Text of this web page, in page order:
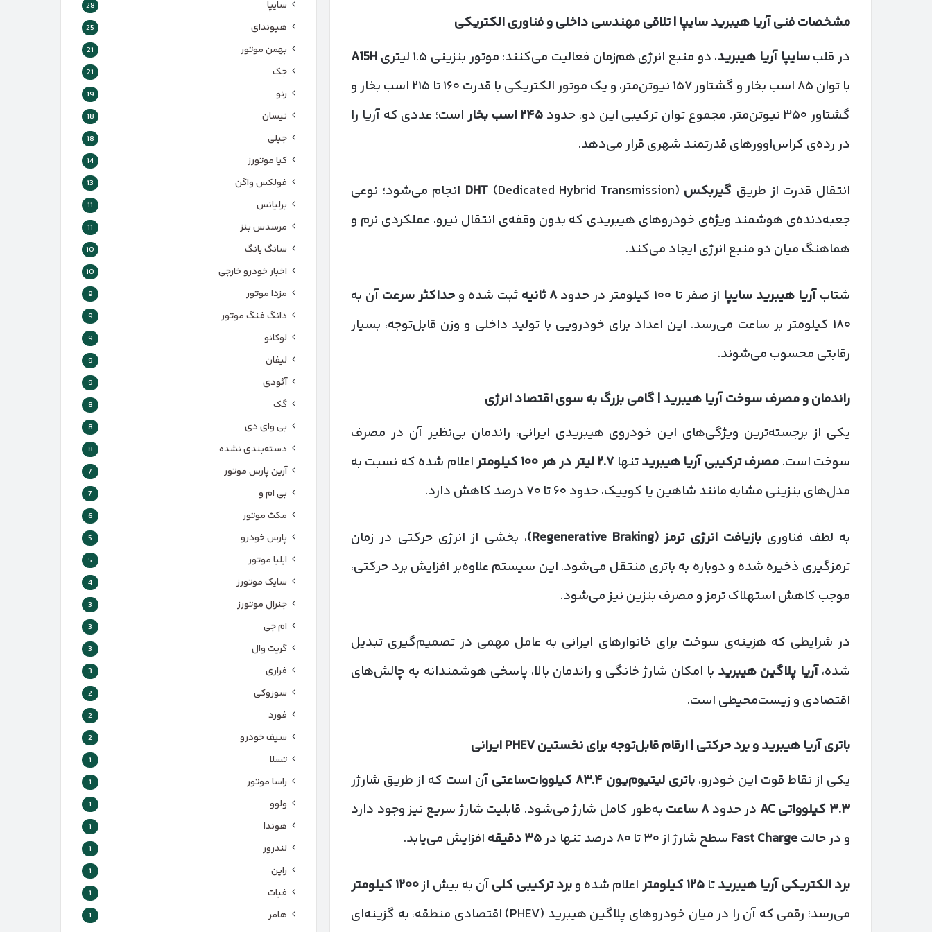
مشخصات فنی آریا هیبرید سایپا | تلاقی مهندسی داخلی و فناوری الکتریکی
در قلبسایپا آریا هیبرید، دو منبع انرژی هم‌زمان فعالیت می‌کنند: موتور بنزینی ۱.۵ لیتری
A15H
با توان ۸۵ اسب بخار و گشتاور ۱۵۷ نیوتن‌متر، و یک موتور الکتریکی با قدرت ۱۶۰ تا ۲۱۵ اسب بخار و
گشتاور ۳۵۰ نیوتن‌متر. مجموع توان ترکیبی این دو، حدود
۲۴۵اسب بخار است؛ عددی که آریا را
در رده‌ی کراس‌اوورهای قدرتمند شهری قرار می‌دهد.
انتقال قدرت از طریق گیربکس
(Dedicated Hybrid Transmission) انجام می‌شود؛ نوعی
جعبه‌دنده‌ی هوشمند ویژه‌ی خودروهای هیبریدی که بدون وقفه‌ی انتقال نیرو، عملکردی نرم و
هماهنگ میان دو منبع انرژی ایجاد می‌کند.
شتابآریا هیبرید سایپا از صفر تا ۱۰۰ کیلومتر در حدود ۸ ثانیه ثبت شده و حداکثر سرعت آن به
۱۸۰ کیلومتر بر ساعت می‌رسد. این اعداد برای خودرویی با تولید داخلی و وزن قابل‌توجه، بسیار
رقابتی محسوب می‌شوند.
راندمان و مصرف سوخت آریا هیبرید | گامی بزرگ به سوی اقتصاد انرژی
یکی از برجسته‌ترین ویژگی‌های این خودروی هیبریدی ایرانی، راندمان بی‌نظیر آن در مصرف
سوخت است. مصرف ترکیبی آریا هیبریدتنها۲.۷لیتر در هر۱۰۰ کیلومتراعلام شده که نسبت به
مدل‌های بنزینی مشابه مانند شاهین یا کوییک، حدود ۶۰ تا ۷۰ درصد کاهش دارد.
به لطف فناوری بازیافت انرژی ترمز(Regenerative Braking)
، بخشی از انرژی حرکتی در زمان
ترمزگیری ذخیره شده و دوباره به باتری منتقل می‌شود. این سیستم علاوه‌بر افزایش برد حرکتی،
موجب کاهش استهلاک ترمز و مصرف بنزین نیز می‌شود.
در شرایطی که هزینه‌ی سوخت برای خانوارهای ایرانی به عامل مهمی در تصمیم‌گیری تبدیل
شده،آریا پلاگین هیبرید با امکان شارژ خانگی و راندمان بالا، پاسخی هوشمندانه به چالش‌های
اقتصادی و زیست‌محیطی است.
باتری آریا هیبرید و برد حرکتی | ارقام قابل‌توجه برای نخستینPHEV
ایرانی
یکی از نقاط قوت این خودرو، باتری لیتیوم‌یون ۸۳.۴ کیلووات‌ساعتی آن است که از طریق شارژر
۳.۳ کیلوواتیAC در حدود۸ ساعت به‌طور کامل شارژ می‌شود. قابلیت شارژ سریع نیز وجود دارد
و در حالتFast Charge سطح شارژ از ۳۰ تا ۸۰ درصد تنها در ۳۵دقیقه افزایش می‌یابد.
برد الکتریکی آریا هیبریدتا۱۲۵ کیلومتر اعلام شده وبرد ترکیبی کلیآن به بیش از۱۲۰۰ کیلومتر
می‌رسد؛ رقمی که آن را در میان خودروهای پلاگین هیبرید (PHEV) اقتصادی منطقه، به گزینه‌ای
سایپا 28
هیوندای 25
بهمن موتور 21
جک 21
رنو 19
نیسان 18
جیلی 18
کیا موتورز 14
فولکس واگن 13
برلیانس 11
مرسدس بنز 11
سانگ یانگ 10
اخبار خودرو خارجی 10
مزدا موتور 9
دانگ فنگ موتور 9
لوکانو 9
لیفان 9
آئودی 9
گک 8
بی وای دی 8
دسته‌بندی نشده 8
آرین پارس موتور 7
بی ام و 7
مکث موتور 6
پارس‌ خودرو 5
ایلیا موتور 5
سایک موتورز 4
جنرال موتورز 3
ام جی 3
گریت وال 3
فراری 3
سوزوکی 2
فورد 2
سیف خودرو 2
تسلا 1
راسا موتور 1
ولوو 1
هوندا 1
لندرور 1
راین 1
فیات 1
هامر 1